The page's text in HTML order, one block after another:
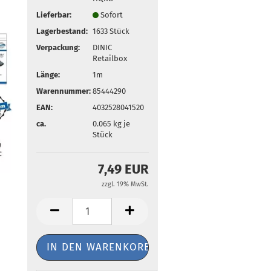
Lieferbar:
Sofort
Lagerbestand: 1633 Stück
Verpackung:
DINIC
Retailbox
Länge:
1m
Warennummer: 85444290
EAN:
4032528041520
ca.
0.065 kg je
Stück
7,49 EUR
zzgl. 19% MwSt.